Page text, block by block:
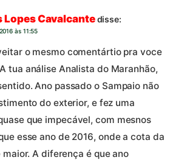
Lopes Cavalcantedisse:
às 11:55
o mesmo comentártio pra voce
tua análise Analista do Maranhão,
Ano passado o Sampaio não
do exterior, e fez uma
que impecável, com mesnos
esse ano de 2016, onde a cota da
A diferença é que ano